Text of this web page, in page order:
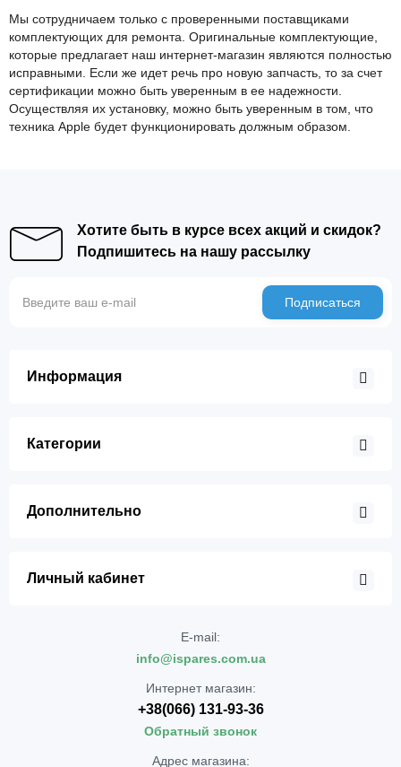
Мы сотрудничаем только с проверенными поставщиками
комплектующих для ремонта. Оригинальные комплектующие,
которые предлагает наш интернет-магазин являются полностью
исправными. Если же идет речь про новую запчасть, то за счет
сертификации можно быть уверенным в ее надежности.
Осуществляя их установку, можно быть уверенным в том, что
техника Apple будет функционировать должным образом.
Хотите быть в курсе всех акций и скидок?
Подпишитесь на нашу рассылку
Подписаться
Информация
Категории
Дополнительно
Личный кабинет
E-mail:
info@ispares.com.ua
Интернет магазин:
+38(066) 131-93-36
Обратный звонок
Адрес магазина: